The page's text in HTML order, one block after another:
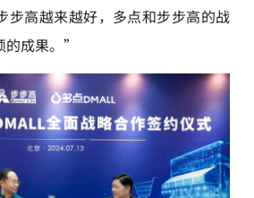
步高越来越好，多点和步步高的战
成果。”